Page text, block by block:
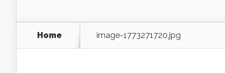
Home image-1773271720.jpg